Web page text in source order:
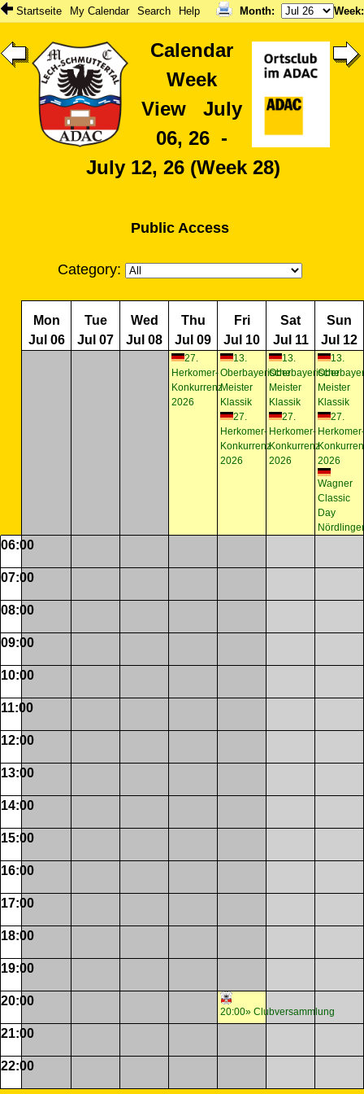
Startseite My Calendar Search Help Month: Week
Calendar
Week
View July
06, 26 -
July 12, 26 (Week 28)
Public Access
Category:
Mon
Jul 06
Tue
Jul 07
Wed
Jul 08
Thu
Jul 09
Fri
Jul 10
Sat
Jul 11
Sun
Jul 12
27.
Herkomer-
Konkurrenz
2026
13.
Oberbayerische
Meister
Klassik
27.
Herkomer-
Konkurrenz
2026
13.
Oberbayerische
Meister
Klassik
27.
Herkomer-
Konkurrenz
2026
13.
Meister
Klassik
27.
Herkomer-
2026
Wagner
Classic
Day
06:00
07:00
08:00
09:00
10:00
11:00
12:00
13:00
14:00
15:00
16:00
17:00
18:00
19:00
20:00
20:00» Clubversammlung
21:00
22:00